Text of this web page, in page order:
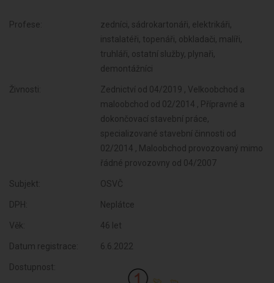
Profese:
zedníci, sádrokartonáři, elektrikáři,
instalatéři, topenáři, obkladači, malíři,
truhláři, ostatní služby, plynaři,
demontážníci
Živnosti:
Zednictví od 04/2019 , Velkoobchod a
maloobchod od 02/2014 , Přípravné a
dokončovací stavební práce,
specializované stavební činnosti od
02/2014 , Maloobchod provozovaný mimo
řádné provozovny od 04/2007
Subjekt: OSVČ
DPH: Neplátce
Věk: 46 let
Datum registrace: 6.6.2022
Dostupnost: